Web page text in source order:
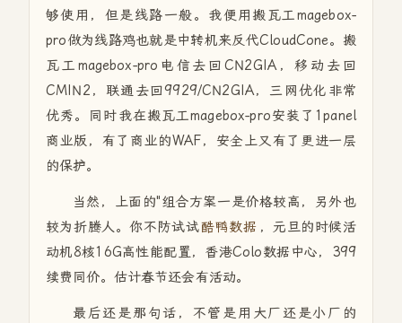
够使用，但是线路一般。我便用搬瓦工magebox-
pro做为线路鸡也就是中转机来反代CloudCone。搬
瓦工magebox-pro 电信去回CN2GIA，移动去回
CMIN2，联通去回9929/CN2GIA，三网优化非常
优秀。同时我在搬瓦工magebox-pro安装了1panel
商业版，有了商业的WAF，安全上又有了更进一层
的保护。
当然，上面的"组合方案一是价格较高，另外也
较为折腾人。你不防试试酷鸭数据 ，元旦的时候活
动机8核16G高性能配置，香港Colo数据中心，399
续费同价。估计春节还会有活动。
最后还是那句话，不管是用大厂还是小厂的